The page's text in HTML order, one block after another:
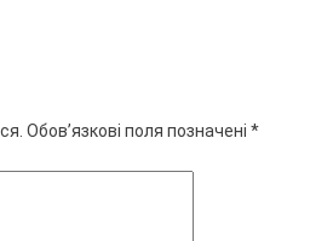
Обов’язкові поля позначені *